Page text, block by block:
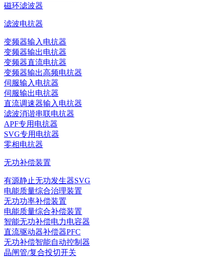
磁环滤波器
滤波电抗器
变频器输入电抗器
变频器输出电抗器
变频器直流电抗器
变频器输出高频电抗器
伺服输入电抗器
伺服输出电抗器
直流调速器输入电抗器
滤波消谐串联电抗器
APF专用电抗器
SVG专用电抗器
零相电抗器
无功补偿装置
有源静止无功发生器SVG
电能质量综合治理装置
无功功率补偿装置
电能质量综合补偿装置
智能无功补偿电力电容器
直流驱动器补偿器PFC
无功补偿智能自动控制器
晶闸管/复合投切开关